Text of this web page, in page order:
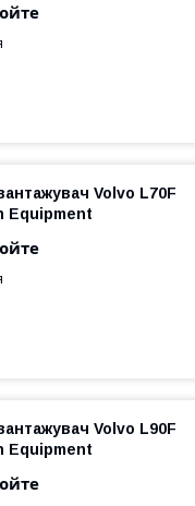
Volvo L70F
Equipment
Volvo L90F
Equipment